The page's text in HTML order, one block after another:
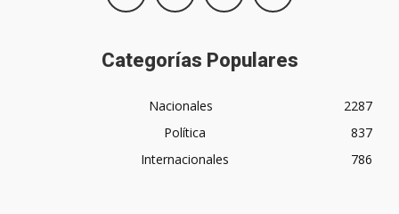
Categorías Populares
Nacionales
2287
Política
837
Internacionales
786